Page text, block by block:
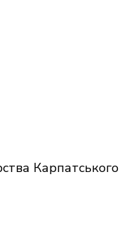
Карпатського